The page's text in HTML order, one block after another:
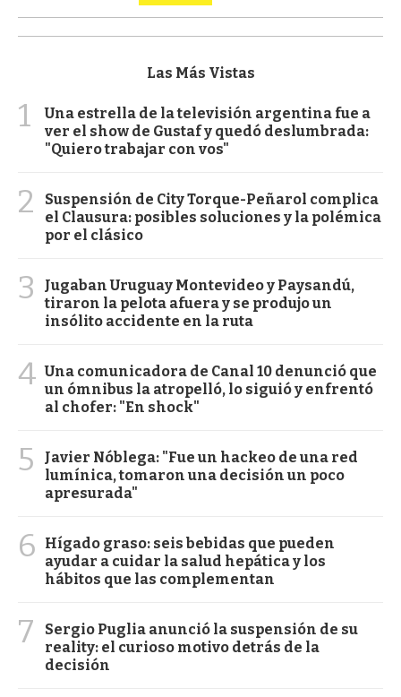
Las Más Vistas
1
Una estrella de la televisión argentina fue a
ver el show de Gustaf y quedó deslumbrada:
"Quiero trabajar con vos"
2
Suspensión de City Torque-Peñarol complica
el Clausura: posibles soluciones y la polémica
por el clásico
3
Jugaban Uruguay Montevideo y Paysandú,
tiraron la pelota afuera y se produjo un
insólito accidente en la ruta
4 Una comunicadora de Canal 10 denunció que
un ómnibus la atropelló, lo siguió y enfrentó
al chofer: "En shock"
5
Javier Nóblega: "Fue un hackeo de una red
lumínica, tomaron una decisión un poco
apresurada"
6
Hígado graso: seis bebidas que pueden
ayudar a cuidar la salud hepática y los
hábitos que las complementan
7
Sergio Puglia anunció la suspensión de su
reality: el curioso motivo detrás de la
decisión